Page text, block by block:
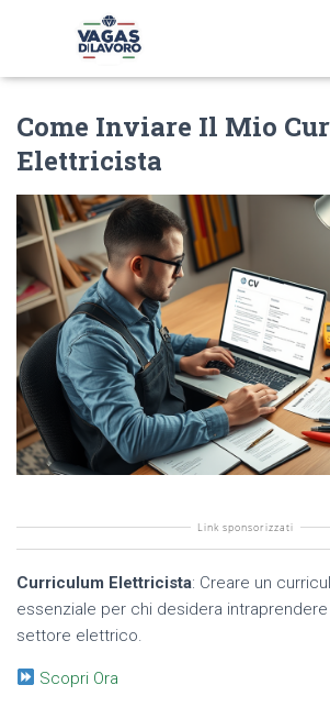
Come Inviare Il Mio
Elettricista
Link sponsorizzati
Curriculum Elettricista: Creare un
essenziale per chi desidera
settore elettrico.
Scopri Ora